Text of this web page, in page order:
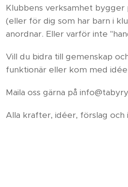
Klubbens verksamhet
(eller för dig som har barn i
anordnar. Eller varför inte
Vill du bidra till gemenskap
funktionär eller kom med
Maila oss gärna på
Alla krafter, idéer, förslag och